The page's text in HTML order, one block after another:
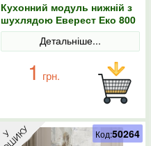
Кухонний модуль нижній з
шухлядою Еверест Еко 800
дуб крафт білий/графіт/
білий 80х46х82
Детальніше...
1 грн.
Код:50264